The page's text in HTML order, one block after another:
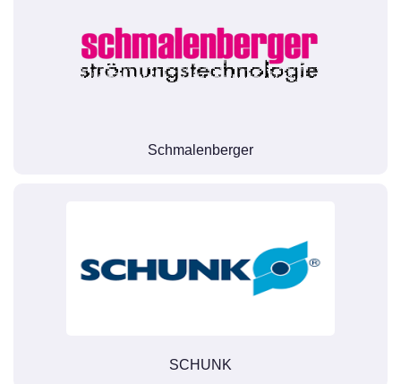
Schmalenberger
SCHUNK